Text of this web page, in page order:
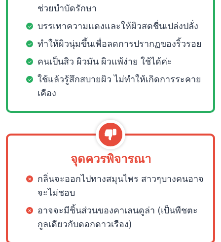
ช่วยบำบัดรักษา
บรรเทาความแดงและให้ผิวสดชื่นเปล่งปลั่ง
ทำให้ผิวนุ่มขึ้นเพื่อลดการปรากฏของริ้วรอย
คนเป็นสิว ผิวมัน ผิวแพ้ง่าย ใช้ได้ค่ะ
ใช้แล้วรู้สึกสบายผิว ไม่ทำให้เกิดการระคาย
เคือง
จุดควรพิจารณา
กลิ่นจะออกไปทางสมุนไพร สาวๆบางคนอาจ
จะไม่ชอบ
อาจจะมีชิ้นส่วนของคาเลนดูล่า (เป็นพืชตะ
กูลเดียวกับดอกดาวเรือง)